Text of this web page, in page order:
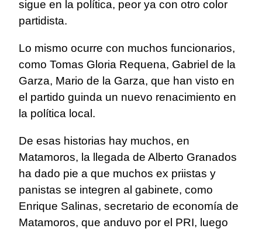
sigue en la política, peor ya con otro color
partidista.
Lo mismo ocurre con muchos funcionarios,
como Tomas Gloria Requena, Gabriel de la
Garza, Mario de la Garza, que han visto en
el partido guinda un nuevo renacimiento en
la política local.
De esas historias hay muchos, en
Matamoros, la llegada de Alberto Granados
ha dado pie a que muchos ex priistas y
panistas se integren al gabinete, como
Enrique Salinas, secretario de economía de
Matamoros, que anduvo por el PRI, luego